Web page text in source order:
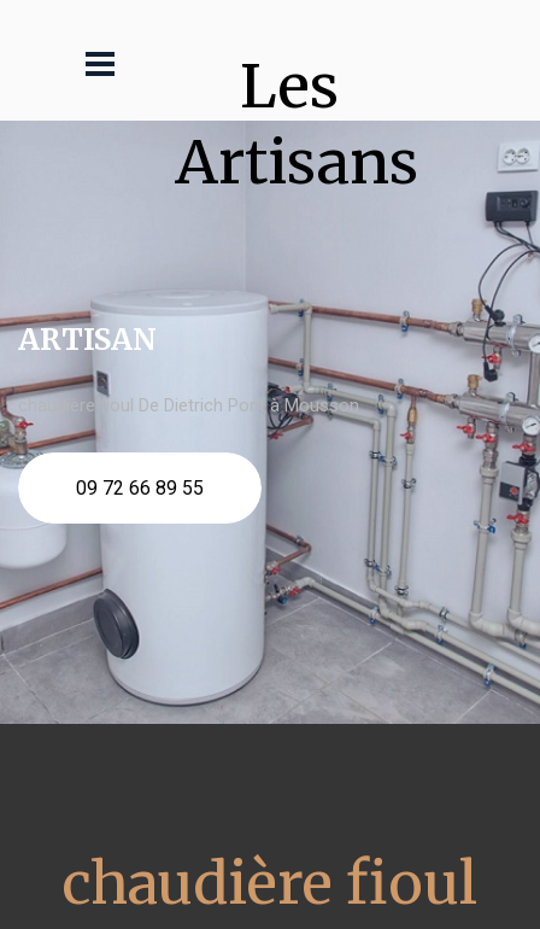
Les
Artisans
ARTISAN
chaudière fioul De Dietrich Pont à Mousson
09 72 66 89 55
chaudière fioul